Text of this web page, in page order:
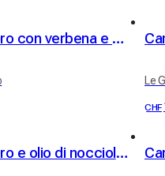
Scrub allo zucchero con verbena e burro di karité BIO
Le
CHF
Scrub allo zucchero e olio di nocciolo di albicocca BIO - profumo di albicocca